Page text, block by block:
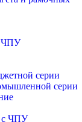
ЧПУ
серии
серии
с ЧПУ